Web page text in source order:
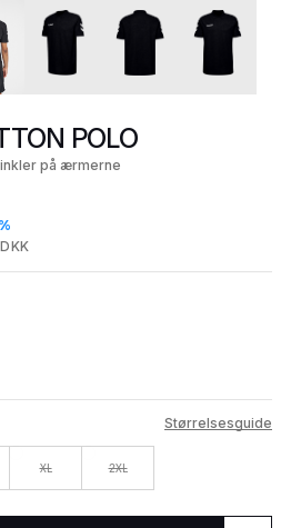
POLO
på ærmerne
Størrelsesguide
XL 2XL